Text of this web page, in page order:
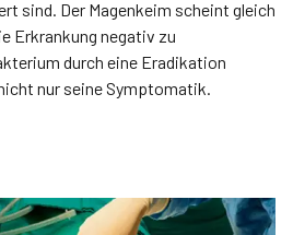
sind. Der Magenkeim scheint gleich
Erkrankung negativ zu
durch eine Eradikation
nur seine Symptomatik.